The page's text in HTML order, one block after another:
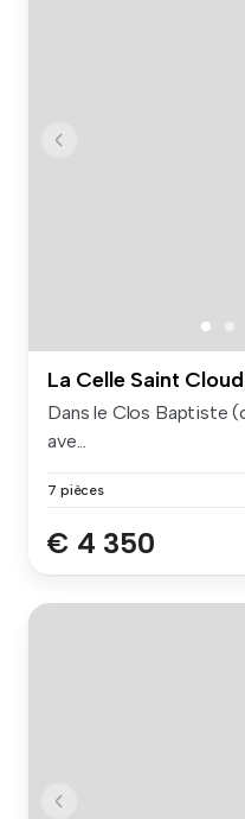
La Celle Saint Cloud
Dans le Clos Baptiste
ave...
7 pièces
€ 4 350